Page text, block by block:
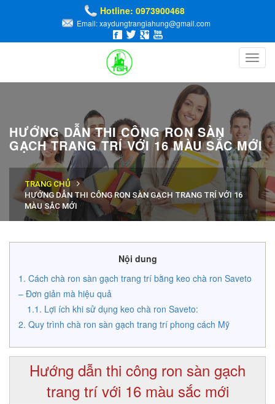
Hotline: 0973900468
Email: xaydungtrangiahung@gmail.com
HƯỚNG DẪN THI CÔNG RON SÀN
GẠCH TRANG TRÍ VỚI 16 MÀU SẮC MỚI
TRANG CHỦ
HƯỚNG DẪN THI CÔNG RON SÀN GẠCH TRANG TRÍ VỚI 16
MÀU SẮC MỚI
Nội dung
Cách chà ron sàn gạch trang trí bằng keo chà ron Saveto
– Đơn giản mà hiệu quả
Lợi ích khi sử dụng keo chà ron Saveto:
Quy trình chà ron sàn gạch trang trí phong cách Mỹ
Hướng dẫn thi công ron sàn gạch
trang trí với 16 màu sắc mới